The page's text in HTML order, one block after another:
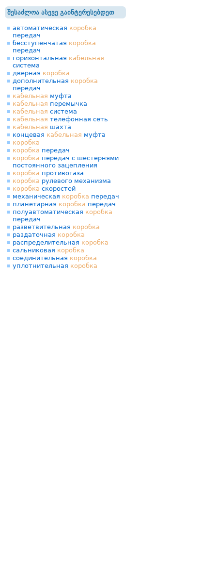
შესაძლოა ასევე გაინტერესებდეთ
автоматическая коробка
передач
бесступенчатая коробка
передач
горизонтальная кабельная
система
дверная коробка
дополнительная коробка
передач
кабельная муфта
кабельная перемычка
кабельная система
кабельная телефонная сеть
кабельная шахта
концевая кабельная муфта
коробка
коробка передач
коробка передач с шестернями
постоянного зацепления
коробка противогаза
коробка рулевого механизма
коробка скоростей
механическая коробка передач
планетарная коробка передач
полуавтоматическая коробка
передач
разветвительная коробка
раздаточная коробка
распределительная коробка
сальниковая коробка
соединительная коробка
уплотнительная коробка